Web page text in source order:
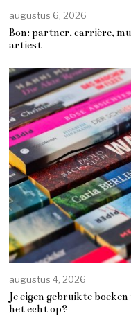
augustus 6, 2026
Bon: partner, carrière,
artiest
augustus 4, 2026
Je eigen gebruikte
het echt op?